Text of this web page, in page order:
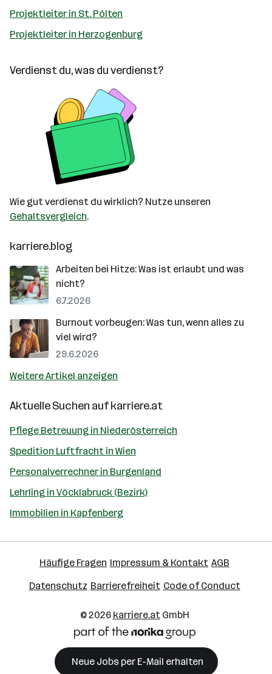
Projektleiter in St. Pölten
Projektleiter in Herzogenburg
Verdienst du, was du verdienst?
Wie gut verdienst du wirklich? Nutze unseren
Gehaltsvergleich.
karriere.blog
Arbeiten bei Hitze: Was ist erlaubt und was
nicht?
6.7.2026
Burnout vorbeugen: Was tun, wenn alles zu
viel wird?
29.6.2026
Weitere Artikel anzeigen
Aktuelle Suchen aufkarriere.at
Pflege Betreuung in Niederösterreich
Spedition Luftfracht in Wien
Personalverrechner in Burgenland
Lehrling in Vöcklabruck (Bezirk)
Immobilien in Kapfenberg
Häufige Fragen Impressum & Kontakt AGB
Datenschutz Barrierefreiheit Code of Conduct
© 2026 karriere.atGmbH
Neue Jobs per E-Mail erhalten